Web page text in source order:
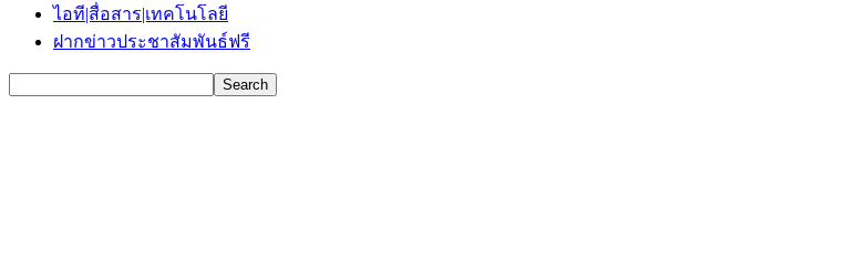
ไอที|สื่อสาร|เทคโนโลยี
ฝากข่าวประชาสัมพันธ์ฟรี